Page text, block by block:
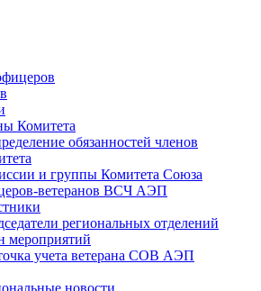
Комитета
обязанностей членов
и группы Комитета Союза
ветеранов ВСЧ АЭП
региональных отделений
мероприятий
учета ветерана CОВ АЭП
новости